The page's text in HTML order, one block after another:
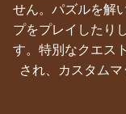
せん。パズルを解
プをプレイしたり
す。特別なクエス
され、カスタム